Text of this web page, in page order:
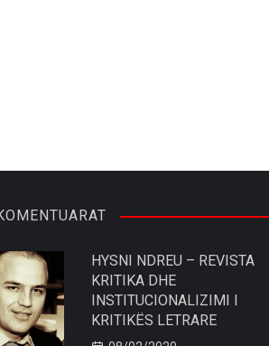
HYSNI NDREU – REVISTA
KRITIKA DHE
INSTITUCIONALIZIMI I
KRITIKËS LETRARE